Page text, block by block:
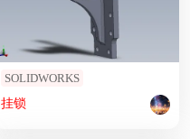
SOLIDWORKS
挂锁